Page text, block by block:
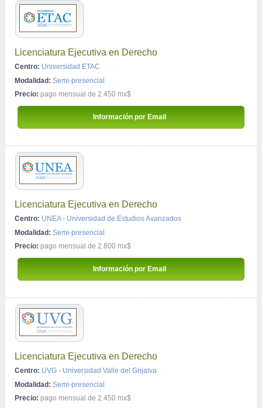
Licenciatura Ejecutiva en Derecho
Centro: Universidad ETAC
Modalidad: Semi-presencial
Precio: pago mensual de 2.450 mx$
Información por Email
Licenciatura Ejecutiva en Derecho
Centro: UNEA - Universidad de Estudios Avanzados
Modalidad: Semi-presencial
Precio: pago mensual de 2.800 mx$
Información por Email
Licenciatura Ejecutiva en Derecho
Centro: UVG - Universidad Valle del Grijalva
Modalidad: Semi-presencial
Precio: pago mensual de 2.450 mx$